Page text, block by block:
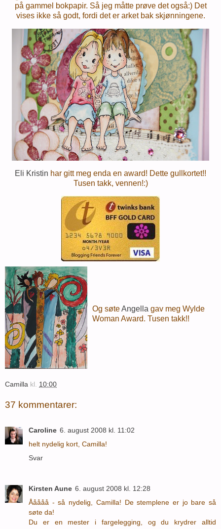
på gammel bokpapir. Så jeg måtte prøve det også:) Det
vises ikke så godt, fordi det er arket bak skjønningene.
Eli Kristin har gitt meg enda en award! Dette gullkortet!!
Tusen takk, vennen!:)
Og søteAngella gav meg Wylde
Woman Award. Tusen takk!!
Camilla kl. 10:00
37 kommentarer:
Caroline 6. august 2008 kl. 11:02
helt nydelig kort, Camilla!
Svar
Kirsten Aune 6. august 2008 kl. 12:28
Ååååå - så nydelig, Camilla! De stemplene er jo bare så
søte da!
Du er en mester i fargelegging, og du krydrer alltid